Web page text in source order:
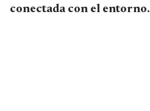
conectada con el entorno.